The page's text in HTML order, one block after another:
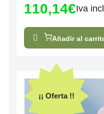
5
110,14€Iva
Añadir al
¡¡ Oferta !!